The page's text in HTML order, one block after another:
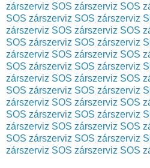
zárszerviz SOS zárszerviz SOS
SOS zárszerviz SOS zárszerviz
zárszerviz SOS zárszerviz SOS
SOS zárszerviz SOS zárszerviz
zárszerviz SOS zárszerviz SOS
SOS zárszerviz SOS zárszerviz
zárszerviz SOS zárszerviz SOS
SOS zárszerviz SOS zárszerviz
zárszerviz SOS zárszerviz SOS
SOS zárszerviz SOS zárszerviz
zárszerviz SOS zárszerviz SOS
SOS zárszerviz SOS zárszerviz
zárszerviz SOS zárszerviz SOS